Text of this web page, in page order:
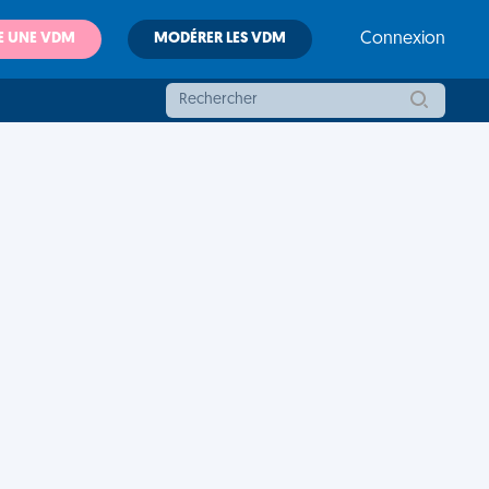
UNE VDM MODÉRER LES VDM Connexion